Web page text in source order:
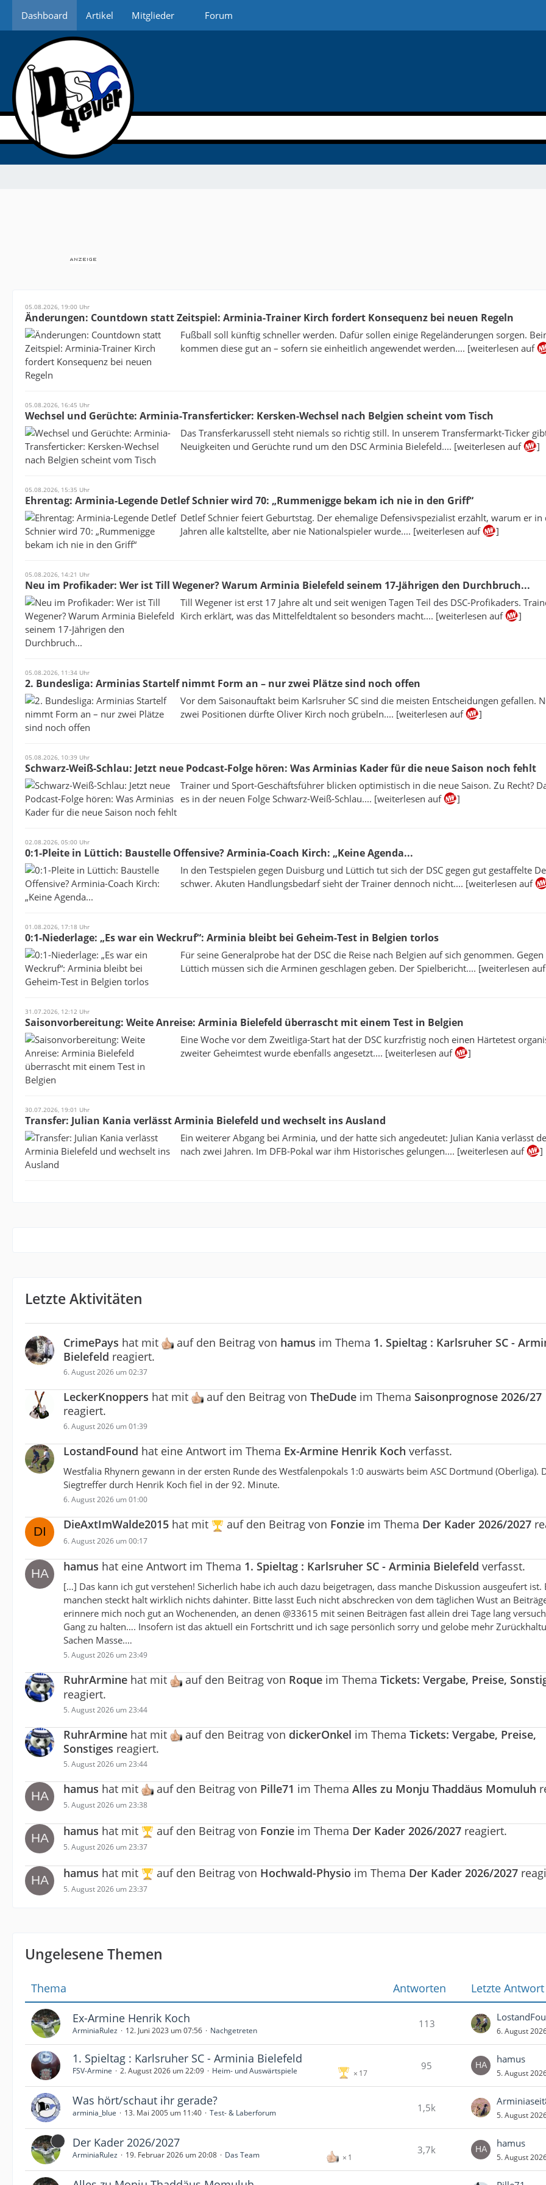
Dashboard Artikel Mitglieder Forum
05.08.2026, 19:00 Uhr
Änderungen: Countdown statt Zeitspiel: Arminia-Trainer Kirch fordert Konsequenz bei neuen Regeln
Fußball soll künftig schneller werden. Dafür sollen einige Regeländerungen sorgen.
kommen diese gut an – sofern sie einheitlich angewendet werden.... [weiterlesen auf
05.08.2026, 16:45 Uhr
Wechsel und Gerüchte: Arminia-Transferticker: Kersken-Wechsel nach Belgien scheint vom Tisch
Das Transferkarussell steht niemals so richtig still. In unserem Transfermarkt-Ticker
Neuigkeiten und Gerüchte rund um den DSC Arminia Bielefeld.... [weiterlesen auf
]
05.08.2026, 15:35 Uhr
Ehrentag: Arminia-Legende Detlef Schnier wird 70: „Rummenigge bekam ich nie in den Griff“
Detlef Schnier feiert Geburtstag. Der ehemalige Defensivspezialist erzählt, warum er in
Jahren alle kaltstellte, aber nie Nationalspieler wurde.... [weiterlesen auf
]
05.08.2026, 14:21 Uhr
Neu im Profikader: Wer ist Till Wegener? Warum Arminia Bielefeld seinem 17-Jährigen den Durchbruch...
Till Wegener ist erst 17 Jahre alt und seit wenigen Tagen Teil des DSC-Profikaders.
Kirch erklärt, was das Mittelfeldtalent so besonders macht.... [weiterlesen auf
]
05.08.2026, 11:34 Uhr
2. Bundesliga: Arminias Startelf nimmt Form an – nur zwei Plätze sind noch offen
Vor dem Saisonauftakt beim Karlsruher SC sind die meisten Entscheidungen gefallen.
zwei Positionen dürfte Oliver Kirch noch grübeln.... [weiterlesen auf
]
05.08.2026, 10:39 Uhr
Schwarz-Weiß-Schlau: Jetzt neue Podcast-Folge hören: Was Arminias Kader für die neue Saison noch fehlt
Trainer und Sport-Geschäftsführer blicken optimistisch in die neue Saison. Zu Recht?
es in der neuen Folge Schwarz-Weiß-Schlau.... [weiterlesen auf
]
02.08.2026, 05:00 Uhr
0:1-Pleite in Lüttich: Baustelle Offensive? Arminia-Coach Kirch: „Keine Agenda...
In den Testspielen gegen Duisburg und Lüttich tut sich der DSC gegen gut gestaffelte
schwer. Akuten Handlungsbedarf sieht der Trainer dennoch nicht.... [weiterlesen auf
01.08.2026, 17:18 Uhr
0:1-Niederlage: „Es war ein Weckruf“: Arminia bleibt bei Geheim-Test in Belgien torlos
Für seine Generalprobe hat der DSC die Reise nach Belgien auf sich genommen.
Lüttich müssen sich die Arminen geschlagen geben. Der Spielbericht.... [weiterlesen auf
31.07.2026, 12:12 Uhr
Saisonvorbereitung: Weite Anreise: Arminia Bielefeld überrascht mit einem Test in Belgien
Eine Woche vor dem Zweitliga-Start hat der DSC kurzfristig noch einen Härtetest
zweiter Geheimtest wurde ebenfalls angesetzt.... [weiterlesen auf
]
30.07.2026, 19:01 Uhr
Transfer: Julian Kania verlässt Arminia Bielefeld und wechselt ins Ausland
Ein weiterer Abgang bei Arminia, und der hatte sich angedeutet: Julian Kania verlässt
nach zwei Jahren. Im DFB-Pokal war ihm Historisches gelungen.... [weiterlesen auf
]
Letzte Aktivitäten
CrimePays hat mit auf den Beitrag von hamus im Thema 1. Spieltag : Karlsruher SC -
Bielefeld reagiert.
6. August 2026 um 02:37
LeckerKnoppers hat mit auf den Beitrag von TheDude im Thema Saisonprognose 2026/27
reagiert.
6. August 2026 um 01:39
LostandFound hat eine Antwort im Thema Ex-Armine Henrik Koch verfasst.
Westfalia Rhynern gewann in der ersten Runde des Westfalenpokals 1:0 auswärts beim ASC Dortmund (Oberliga).
Siegtreffer durch Henrik Koch fiel in der 92. Minute.
6. August 2026 um 01:00
DieAxtImWalde2015 hat mit auf den Beitrag von Fonzie im Thema Der Kader 2026/2027
6. August 2026 um 00:17
hamus hat eine Antwort im Thema 1. Spieltag : Karlsruher SC - Arminia Bielefeld verfasst.
[…] Das kann ich gut verstehen! Sicherlich habe ich auch dazu beigetragen, dass manche Diskussion ausgeufert ist.
manchen steckt halt wirklich nichts dahinter. Bitte lasst Euch nicht abschrecken von dem täglichen Wust an
erinnere mich noch gut an Wochenenden, an denen @33615 mit seinen Beiträgen fast allein drei Tage lang
Gang zu halten…. Insofern ist das aktuell ein Fortschritt und ich sage persönlich sorry und gelobe mehr
Sachen Masse.…
5. August 2026 um 23:49
RuhrArmine hat mit auf den Beitrag von Roque im Thema Tickets: Vergabe, Preise,
reagiert.
5. August 2026 um 23:44
RuhrArmine hat mit auf den Beitrag von dickerOnkel im Thema Tickets: Vergabe, Preise,
Sonstiges reagiert.
5. August 2026 um 23:44
hamus hat mit auf den Beitrag von Pille71 im Thema Alles zu Monju Thaddäus Momuluh
5. August 2026 um 23:38
hamus hat mit auf den Beitrag von Fonzie im Thema Der Kader 2026/2027 reagiert.
5. August 2026 um 23:37
hamus hat mit auf den Beitrag von Hochwald-Physio im Thema Der Kader 2026/2027
5. August 2026 um 23:37
Ungelesene Themen
Thema Antworten Letzte Antwort
Ex-Armine Henrik Koch
ArminiaRulez 12. Juni 2023 um 07:56 Nachgetreten
113
6. August
1. Spieltag : Karlsruher SC - Arminia Bielefeld
17
FSV-Armine 2. August 2026 um 22:09 Heim- und Auswärtspiele 95
hamus
5. August
Was hört/schaut ihr gerade?
arminia_blue 13. Mai 2005 um 11:40 Test- & Laberforum 1,5k
5. August
Der Kader 2026/2027
1
ArminiaRulez 19. Februar 2026 um 20:08 Das Team 3,7k
hamus
5. August